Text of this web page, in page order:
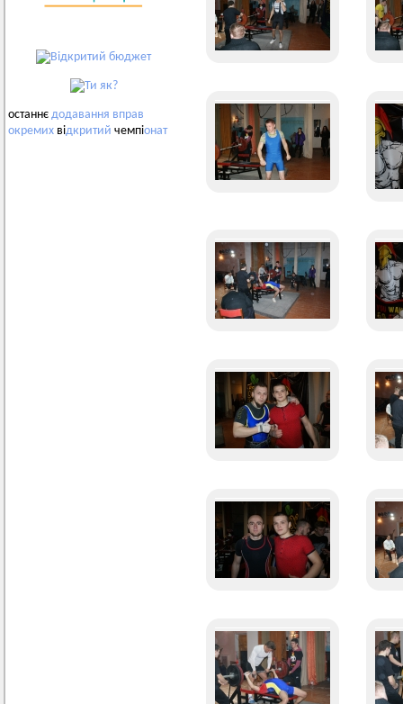
останнє додавання вправ
окремих відкритий чемпіонат